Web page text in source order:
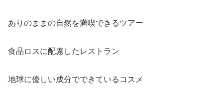
ありのままの自然を満喫できるツアー
食品ロスに配慮したレストラン
地球に優しい成分でできているコスメ